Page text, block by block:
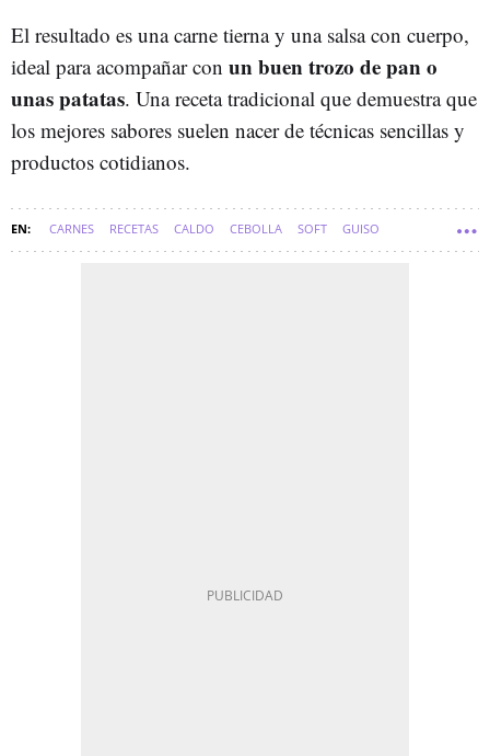
El resultado es una carne tierna y una salsa con cuerpo,
ideal para acompañar con un buen trozo de pan o
unas patatas. Una receta tradicional que demuestra que
los mejores sabores suelen nacer de técnicas sencillas y
productos cotidianos.
CARNES RECETAS CALDO CEBOLLA SOFT GUISO